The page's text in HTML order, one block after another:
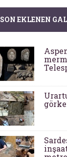
SON EKLENEN